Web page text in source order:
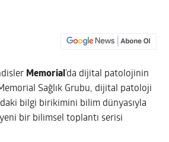
Memorial ’da dijital patolojinin
Sağlık Grubu, dijital patoloji
bilgi birikimini bilim dünyasıyla
bir bilimsel toplantı serisi